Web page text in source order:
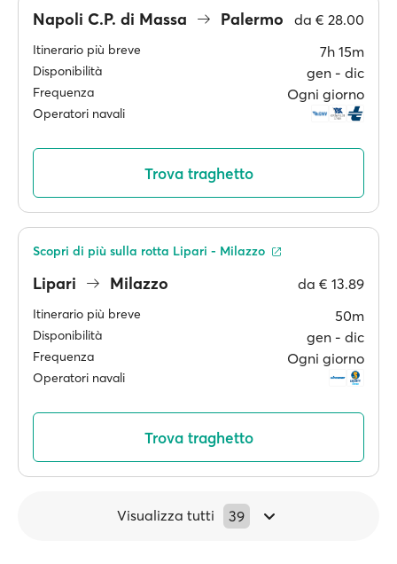
Napoli C.P. di Massa Palermo da € 28.00
Itinerario più breve 7h 15m
Disponibilità gen ‐ dic
Frequenza Ogni giorno
Operatori navali
Trova traghetto
Lipari Milazzo da € 13.89
Itinerario più breve 50m
Disponibilità gen ‐ dic
Frequenza Ogni giorno
Operatori navali
Scopri di più sulla rotta Lipari - Milazzo
Trova traghetto
Visualizza tutti 39